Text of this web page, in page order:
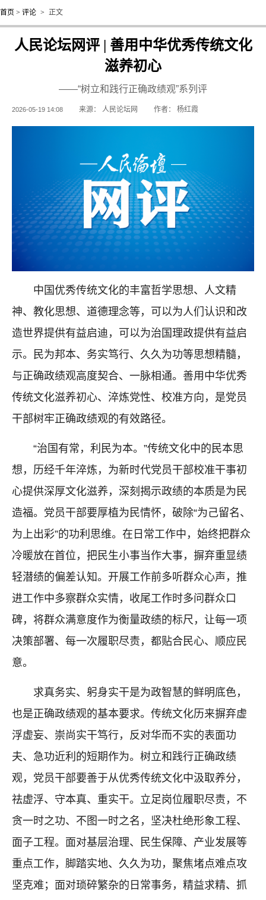
首页 > 评论 > 正文
人民论坛网评 | 善用中华优秀传统文化
滋养初心
——“树立和践行正确政绩观”系列评
2026-05-19 14:08 来源： 人民论坛网 作者： 杨红霞
中国优秀传统文化的丰富哲学思想、人文精
神、教化思想、道德理念等，可以为人们认识和改
造世界提供有益启迪，可以为治国理政提供有益启
示。民为邦本、务实笃行、久久为功等思想精髓，
与正确政绩观高度契合、一脉相通。善用中华优秀
传统文化滋养初心、淬炼党性、校准方向，是党员
干部树牢正确政绩观的有效路径。
“治国有常，利民为本。”传统文化中的民本思
想，历经千年淬炼，为新时代党员干部校准干事初
心提供深厚文化滋养，深刻揭示政绩的本质是为民
造福。党员干部要厚植为民情怀，破除“为己留名、
为上出彩”的功利思维。在日常工作中，始终把群众
冷暖放在首位，把民生小事当作大事，摒弃重显绩
轻潜绩的偏差认知。开展工作前多听群众心声，推
进工作中多察群众实情，收尾工作时多问群众口
碑，将群众满意度作为衡量政绩的标尺，让每一项
决策部署、每一次履职尽责，都贴合民心、顺应民
意。
求真务实、躬身实干是为政智慧的鲜明底色，
也是正确政绩观的基本要求。传统文化历来摒弃虚
浮虚妄、崇尚实干笃行，反对华而不实的表面功
夫、急功近利的短期作为。树立和践行正确政绩
观，党员干部要善于从优秀传统文化中汲取养分，
祛虚浮、守本真、重实干。立足岗位履职尽责，不
贪一时之功、不图一时之名，坚决杜绝形象工程、
面子工程。面对基层治理、民生保障、产业发展等
重点工作，脚踏实地、久久为功，聚焦堵点难点攻
坚克难；面对琐碎繁杂的日常事务，精益求精、抓